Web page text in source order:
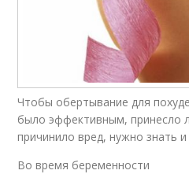
Чтобы обертывание для
было эффективным, принесло
причинило вред, нужно знать
Во время беременности